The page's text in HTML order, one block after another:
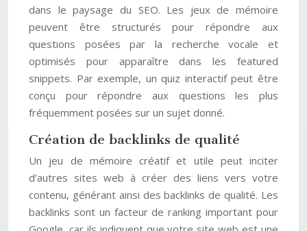
dans le paysage du SEO. Les jeux de mémoire
peuvent être structurés pour répondre aux
questions posées par la recherche vocale et
optimisés pour apparaître dans les featured
snippets. Par exemple, un quiz interactif peut être
conçu pour répondre aux questions les plus
fréquemment posées sur un sujet donné.
Création de backlinks de qualité
Un jeu de mémoire créatif et utile peut inciter
d’autres sites web à créer des liens vers votre
contenu, générant ainsi des backlinks de qualité. Les
backlinks sont un facteur de ranking important pour